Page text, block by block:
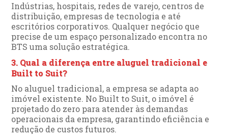
Indústrias, hospitais, redes de varejo, centros de
distribuição, empresas de tecnologia e até
escritórios corporativos. Qualquer negócio que
precise de um espaço personalizado encontra no
BTS uma solução estratégica.
3. Qual a diferença entre aluguel tradicional e
Built to Suit?
No aluguel tradicional, a empresa se adapta ao
imóvel existente. No Built to Suit, o imóvel é
projetado do zero para atender às demandas
operacionais da empresa, garantindo eficiência e
redução de custos futuros.